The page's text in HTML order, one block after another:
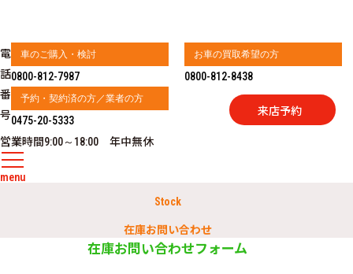
電
話
番
号
車のご購入・検討
0800-812-7987
お車の買取希望の方
0800-812-8438
予約・契約済の方／業者の方
0475-20-5333
営業時間9:00～18:00 年中無休
来店予約
menu
在庫お問い合わせ
Stock
在庫お問い合わせフォーム